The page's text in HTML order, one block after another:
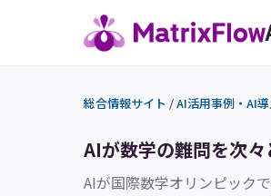
総合情報サイト /AI活用事例・AI
AIが数学の難問を次
AIが国際数学オリンピック